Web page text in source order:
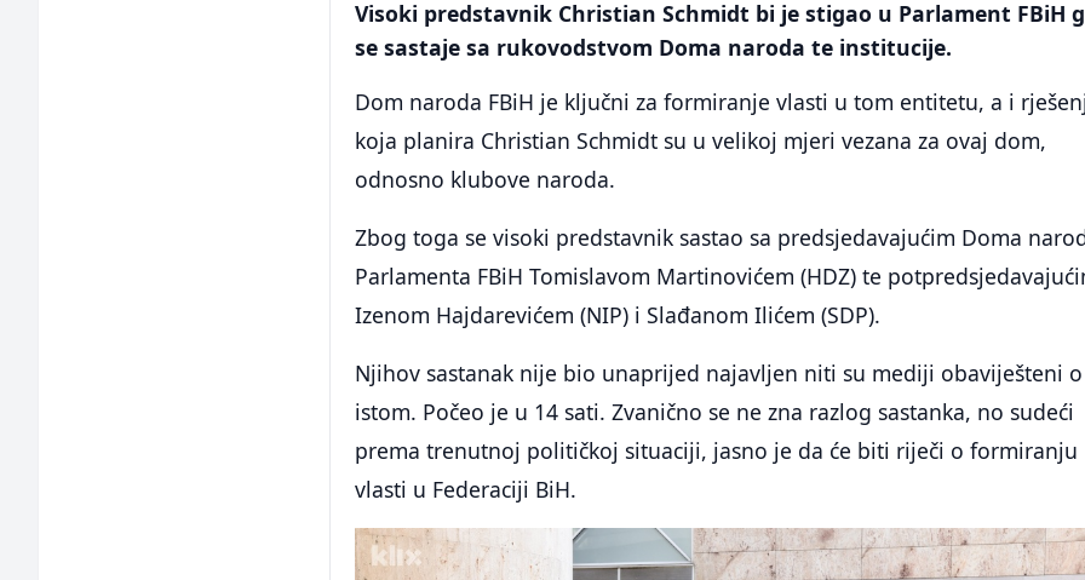
Visoki predstavnik Christian Schmidt bi je stigao u Parlament FBiH
se sastaje sa rukovodstvom Doma naroda te institucije.
Dom naroda FBiH je ključni za formiranje vlasti u tom entitetu, a i
koja planira Christian Schmidt su u velikoj mjeri vezana za ovaj dom,
odnosno klubove naroda.
Zbog toga se visoki predstavnik sastao sa predsjedavajućim Doma
Parlamenta FBiH Tomislavom Martinovićem (HDZ) te
Izenom Hajdarevićem (NIP) i Slađanom Ilićem (SDP).
Njihov sastanak nije bio unaprijed najavljen niti su mediji obaviješteni o
istom. Počeo je u 14 sati. Zvanično se ne zna razlog sastanka, no sudeći
prema trenutnoj političkoj situaciji, jasno je da će biti riječi o formiranju
vlasti u Federaciji BiH.